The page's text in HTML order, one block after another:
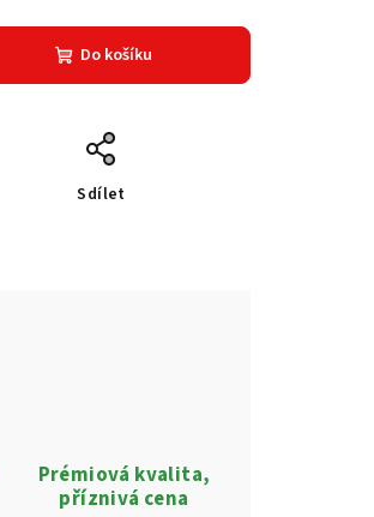
Do košíku
Sdílet
Prémiová kvalita,
příznivá cena